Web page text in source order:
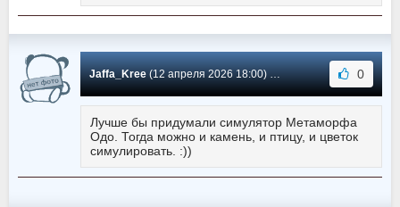
Jaffa_Kree(12 апреля 2026 18:00) Сообщение #3 0
Лучше бы придумали симулятор Метаморфа
Одо. Тогда можно и камень, и птицу, и цветок
симулировать. :))